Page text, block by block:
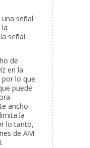
una señal
señal
de
en la
lo que
puede
ancho
la
lo tanto,
de AM